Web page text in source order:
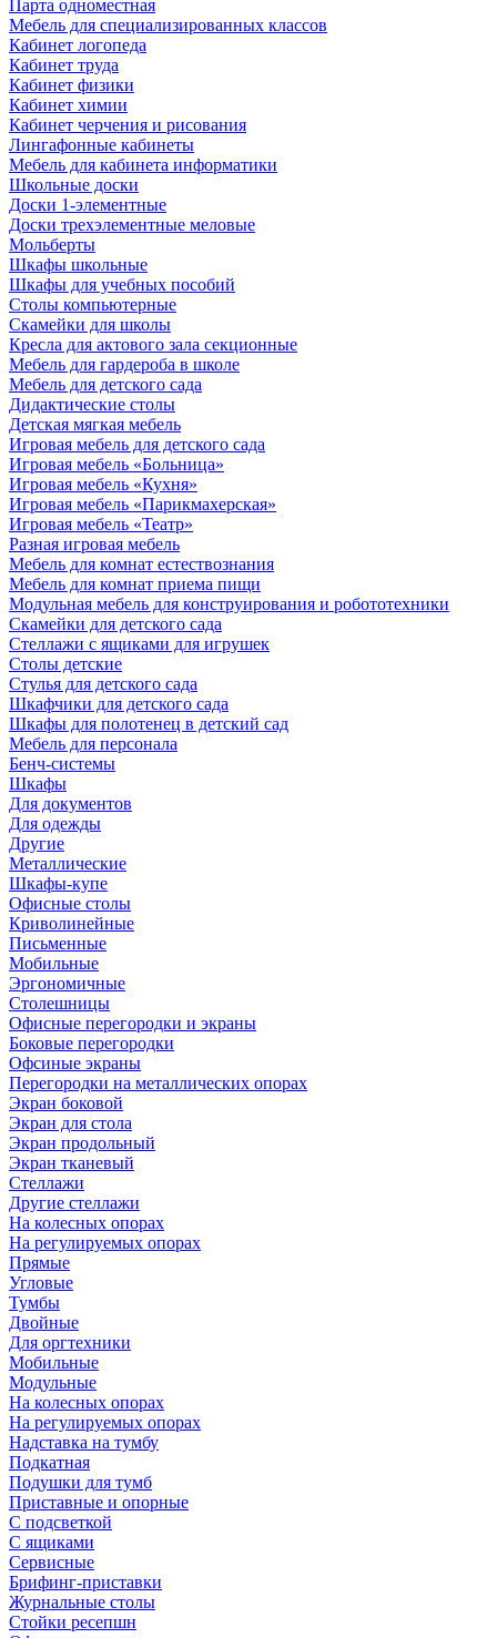
Парта одноместная
Мебель для специализированных классов
Кабинет логопеда
Кабинет труда
Кабинет физики
Кабинет химии
Кабинет черчения и рисования
Лингафонные кабинеты
Мебель для кабинета информатики
Школьные доски
Доски 1-элементные
Доски трехэлементные меловые
Мольберты
Шкафы школьные
Шкафы для учебных пособий
Столы компьютерные
Скамейки для школы
Кресла для актового зала секционные
Мебель для гардероба в школе
Мебель для детского сада
Дидактические столы
Детская мягкая мебель
Игровая мебель для детского сада
Игровая мебель «Больница»
Игровая мебель «Кухня»
Игровая мебель «Парикмахерская»
Игровая мебель «Театр»
Разная игровая мебель
Мебель для комнат естествознания
Мебель для комнат приема пищи
Модульная мебель для конструирования и робототехники
Скамейки для детского сада
Стеллажи с ящиками для игрушек
Столы детские
Стулья для детского сада
Шкафчики для детского сада
Шкафы для полотенец в детский сад
Мебель для персонала
Бенч-системы
Шкафы
Для документов
Для одежды
Другие
Металлические
Шкафы-купе
Офисные столы
Криволинейные
Письменные
Мобильные
Эргономичные
Столешницы
Офисные перегородки и экраны
Боковые перегородки
Офсиные экраны
Перегородки на металлических опорах
Экран боковой
Экран для стола
Экран продольный
Экран тканевый
Стеллажи
Другие стеллажи
На колесных опорах
На регулируемых опорах
Прямые
Угловые
Тумбы
Двойные
Для оргтехники
Мобильные
Модульные
На колесных опорах
На регулируемых опорах
Надставка на тумбу
Подкатная
Подушки для тумб
Приставные и опорные
С подсветкой
С ящиками
Сервисные
Брифинг-приставки
Журнальные столы
Стойки ресепшн